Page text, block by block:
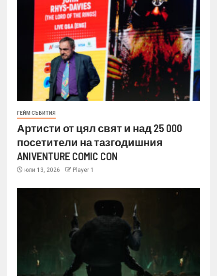
ГЕЙМ СЪБИТИЯ
Артисти от цял свят и над 25 000
посетители на тазгодишния
ANIVENTURE COMIC CON
юли 13, 2026 Player 1